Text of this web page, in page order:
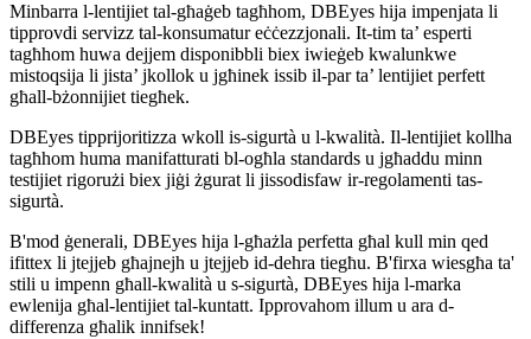
Minbarra l-lentijiet tal-għaġeb tagħhom, DBEyes hija impenjata li
tipprovdi servizz tal-konsumatur eċċezzjonali. It-tim ta’ esperti
tagħhom huwa dejjem disponibbli biex iwieġeb kwalunkwe
mistoqsija li jista’ jkollok u jgħinek issib il-par ta’ lentijiet perfett
għall-bżonnijiet tiegħek.
DBEyes tipprijoritizza wkoll is-sigurtà u l-kwalità. Il-lentijiet kollha
tagħhom huma manifatturati bl-ogħla standards u jgħaddu minn
testijiet rigorużi biex jiġi żgurat li jissodisfaw ir-regolamenti tas-
sigurtà.
B'mod ġenerali, DBEyes hija l-għażla perfetta għal kull min qed
ifittex li jtejjeb għajnejh u jtejjeb id-dehra tiegħu. B'firxa wiesgħa ta'
stili u impenn għall-kwalità u s-sigurtà, DBEyes hija l-marka
ewlenija għal-lentijiet tal-kuntatt. Ipprovahom illum u ara d-
differenza għalik innifsek!